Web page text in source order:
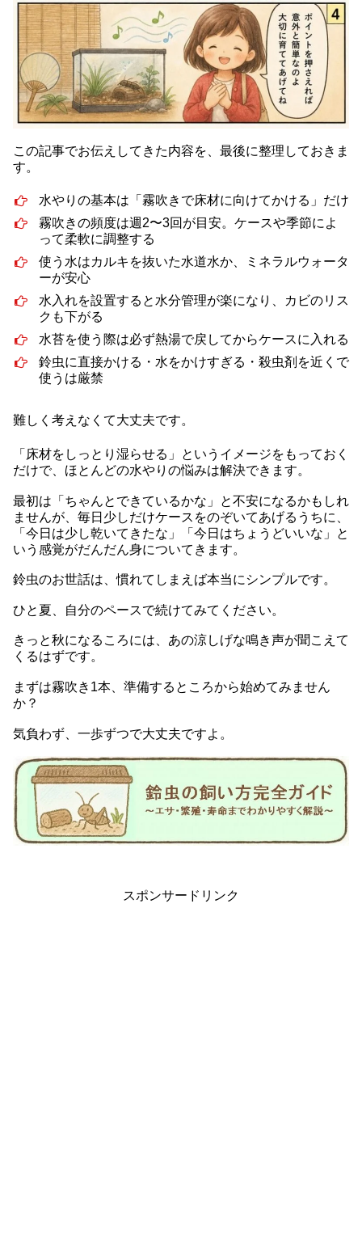
この記事でお伝えしてきた内容を、最後に整理しておきま
す。
水やりの基本は「霧吹きで床材に向けてかける」だけ
霧吹きの頻度は週2〜3回が目安。ケースや季節によ
って柔軟に調整する
使う水はカルキを抜いた水道水か、ミネラルウォータ
ーが安心
水入れを設置すると水分管理が楽になり、カビのリス
クも下がる
水苔を使う際は必ず熱湯で戻してからケースに入れる
鈴虫に直接かける・水をかけすぎる・殺虫剤を近くで
使うは厳禁
難しく考えなくて大丈夫です。
「床材をしっとり湿らせる」というイメージをもっておく
だけで、ほとんどの水やりの悩みは解決できます。
最初は「ちゃんとできているかな」と不安になるかもしれ
ませんが、毎日少しだけケースをのぞいてあげるうちに、
「今日は少し乾いてきたな」「今日はちょうどいいな」と
いう感覚がだんだん身についてきます。
鈴虫のお世話は、慣れてしまえば本当にシンプルです。
ひと夏、自分のペースで続けてみてください。
きっと秋になるころには、あの涼しげな鳴き声が聞こえて
くるはずです。
まずは霧吹き1本、準備するところから始めてみません
か？
気負わず、一歩ずつで大丈夫ですよ。
スポンサードリンク